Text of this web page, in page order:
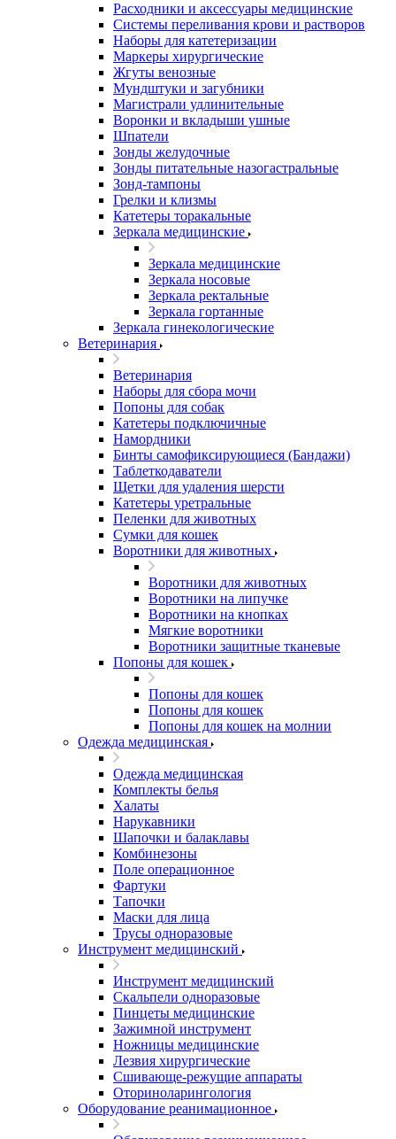
Расходники и аксессуары медицинские
Системы переливания крови и растворов
Наборы для катетеризации
Маркеры хирургические
Жгуты венозные
Мундштуки и загубники
Магистрали удлинительные
Воронки и вкладыши ушные
Шпатели
Зонды желудочные
Зонды питательные назогастральные
Зонд-тампоны
Грелки и клизмы
Катетеры торакальные
Зеркала медицинские
Зеркала медицинские
Зеркала носовые
Зеркала ректальные
Зеркала гортанные
Зеркала гинекологические
Ветеринария
Ветеринария
Наборы для сбора мочи
Попоны для собак
Катетеры подключичные
Намордники
Бинты самофиксирующиеся (Бандажи)
Таблеткодаватели
Щетки для удаления шерсти
Катетеры уретральные
Пеленки для животных
Сумки для кошек
Воротники для животных
Воротники для животных
Воротники на липучке
Воротники на кнопках
Мягкие воротники
Воротники защитные тканевые
Попоны для кошек
Попоны для кошек
Попоны для кошек
Попоны для кошек на молнии
Одежда медицинская
Одежда медицинская
Комплекты белья
Халаты
Нарукавники
Шапочки и балаклавы
Комбинезоны
Поле операционное
Фартуки
Тапочки
Маски для лица
Трусы одноразовые
Инструмент медицинский
Инструмент медицинский
Скальпели одноразовые
Пинцеты медицинские
Зажимной инструмент
Ножницы медицинские
Лезвия хирургические
Сшивающе-режущие аппараты
Оториноларингология
Оборудование реанимационное